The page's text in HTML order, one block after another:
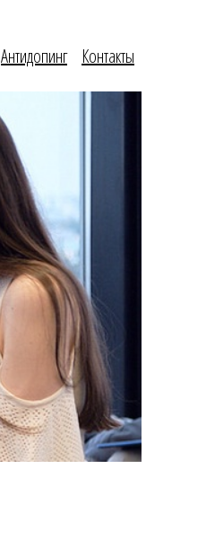
Антидопинг Контакты